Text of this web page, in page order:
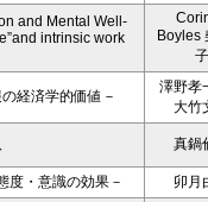
and Mental Well-
intrinsic work
Boyles
子
経済学的価値－
澤野孝
大竹
真鍋
度・意識の効果－ 卯月